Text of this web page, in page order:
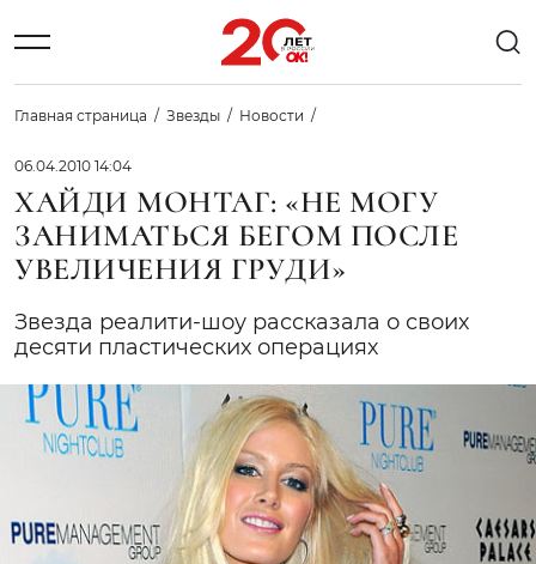
Главная страница Звезды Новости
06.04.2010 14:04
ХАЙДИ МОНТАГ: «НЕ МОГУ
ЗАНИМАТЬСЯ БЕГОМ ПОСЛЕ
УВЕЛИЧЕНИЯ ГРУДИ»
Звезда реалити-шоу рассказала о своих
десяти пластических операциях